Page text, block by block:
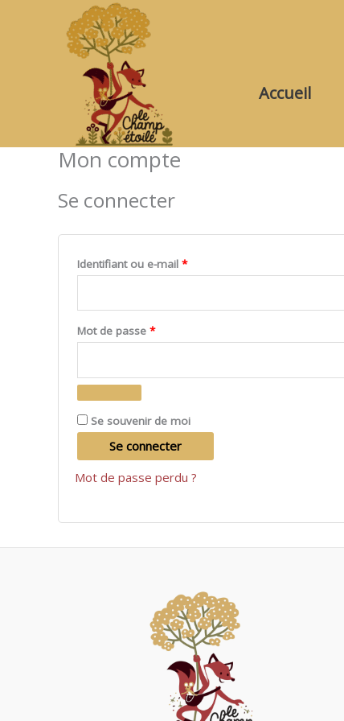
Accueil
Mon compte
Se connecter
Identifiant ou e-mail *Obligatoire
Mot de passe *Obligatoire
Se souvenir de moi
Se connecter
Mot de passe perdu ?